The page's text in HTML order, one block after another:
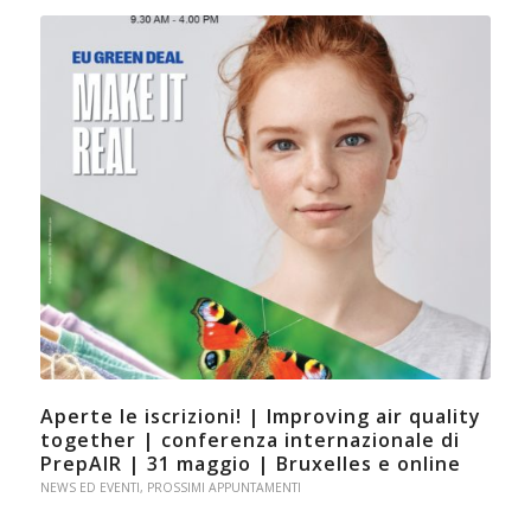
Aperte le iscrizioni! | Improving air quality
together | conferenza internazionale di
PrepAIR | 31 maggio | Bruxelles e online
NEWS ED EVENTI, PROSSIMI APPUNTAMENTI